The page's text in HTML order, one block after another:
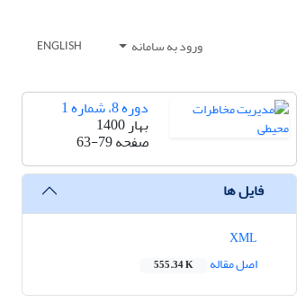
ورود به سامانه ENGLISH
دوره 8، شماره 1
بهار 1400
صفحه63-79
فایل ها
اصل مقاله
555.34 K